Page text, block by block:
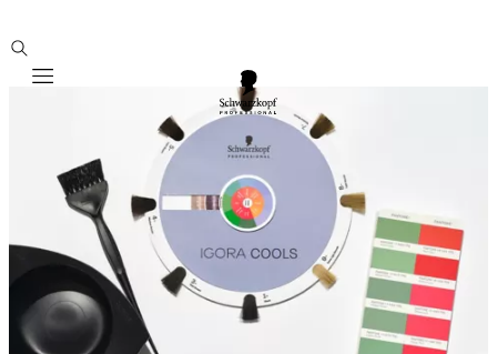
Mobile navigation